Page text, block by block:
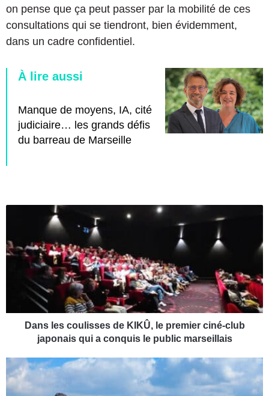
on pense que ça peut passer par la mobilité de ces
consultations qui se tiendront, bien évidemment,
dans un cadre confidentiel.
À lire aussi
Manque de moyens, IA, cité
judiciaire… les grands défis
du barreau de Marseille
s
o
s
s
e
Dans les coulisses de KIKÛ, le premier ciné-club
japonais qui a conquis le public marseillais
A
p
r